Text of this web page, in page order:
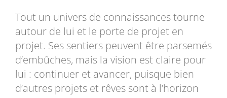
Tout un univers de connaissances tourne
autour de lui et le porte de projet en
projet. Ses sentiers peuvent être parsemés
d’embûches, mais la vision est claire pour
lui : continuer et avancer, puisque bien
d’autres projets et rêves sont à l’horizon